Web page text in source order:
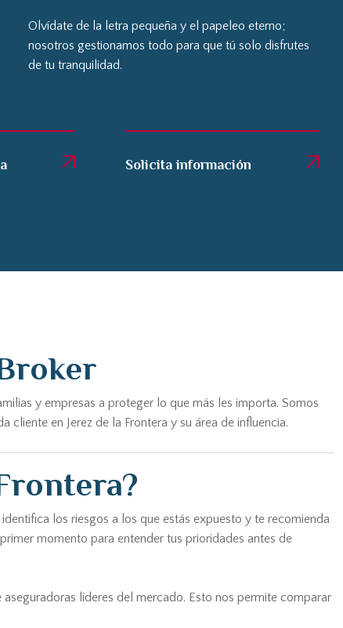
Olvídate de la letra pequeña y el papeleo eterno;
nosotros gestionamos todo para que tú solo disfrutes
de tu tranquilidad.
Solicita información
y empresas a proteger lo que más les importa. Somos
en Jerez de la Frontera y su área de influencia.
los riesgos a los que estás expuesto y te recomienda
momento para entender tus prioridades antes de
líderes del mercado. Esto nos permite comparar